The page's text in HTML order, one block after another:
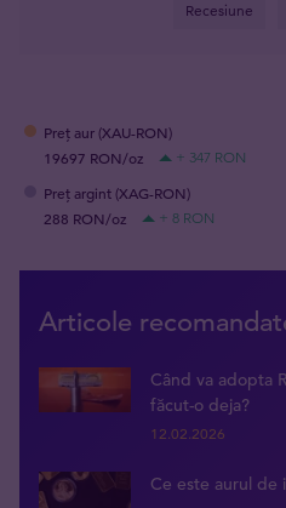
Recesiune
Preț aur (XAU-RON)
19697 RON/oz
+ 347 RON
Preț argint (XAG-RON)
288 RON/oz
+ 8 RON
Articole
Când va adopta
făcut-o deja?
12.02.2026
Ce este aurul de